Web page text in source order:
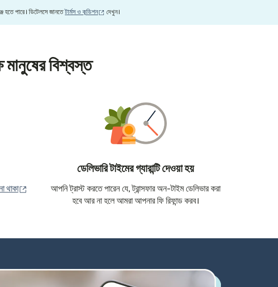
হতে পারে। ডিটেলসে জানতেটার্মস ও কন্ডিশন (নতুন উইন্ডোতে খুলবে)
দেখুন।
মানুষের বিশ্বস্ত
থাকা
(নতুন উইন্ডোতে খুলবে)
ডেলিভারি টাইমের গ্যারান্টি দেওয়া হয়
আপনি ট্রাস্ট করতে পারেন যে, ট্রান্সফার অন-টাইম ডেলিভার করা
হবে আর না হলে আমরা আপনার ফি রিফান্ড করব।